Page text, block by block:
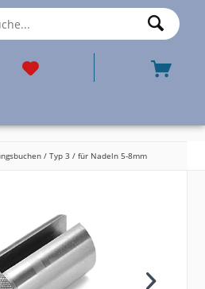
/ Typ 3 / für Nadeln 5-8mm